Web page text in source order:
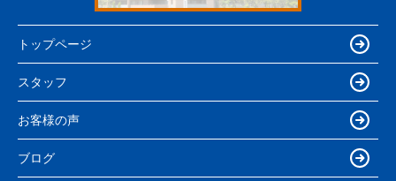
トップページ
スタッフ
お客様の声
ブログ